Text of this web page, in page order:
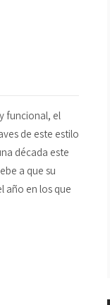
funcional, el
de este estilo
década este
a que su
año en los que